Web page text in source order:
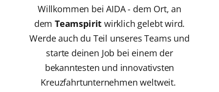
Willkommen bei AIDA - dem Ort, an
dem Teamspiritwirklich gelebt wird.
Werde auch du Teil unseres Teams und
starte deinen Job bei einem der
bekanntesten und innovativsten
Kreuzfahrtunternehmen weltweit.